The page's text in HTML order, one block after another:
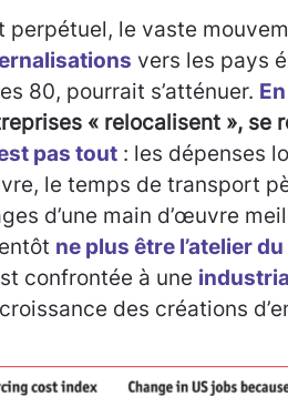
perpétuel, le vaste
vers les pays
80, pourrait s’atténuer.
« relocalisent », se
pas tout : les dépenses
le temps de transport
d’une main d’œuvre
ne plus être l’atelier
confrontée à une
des créations